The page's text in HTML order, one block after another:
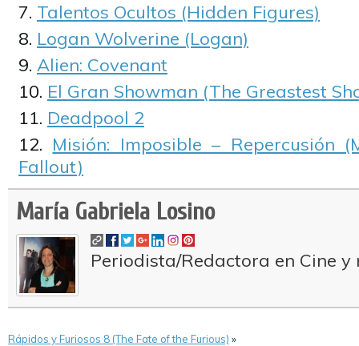
Talentos Ocultos (Hidden Figures)
Logan Wolverine (Logan)
Alien: Covenant
El Gran Showman (The Greastest
Deadpool 2
Misión: Imposible – Repercusión
Fallout)
María Gabriela Losino
Periodista/Redactora en Cine y
Rápidos y Furiosos 8 (The Fate of the Furious) »